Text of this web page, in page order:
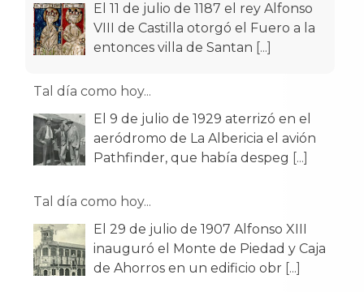
El 11 de julio de 1187 el rey Alfonso
VIII de Castilla otorgó el Fuero a la
entonces villa de Santan [...]
Tal día como hoy...
El 9 de julio de 1929 aterrizó en el
aeródromo de La Albericia el avión
Pathfinder, que había despeg
[...]
Tal día como hoy...
El 29 de julio de 1907 Alfonso XIII
inauguró el Monte de Piedad y Caja
de Ahorros en un edificio obr [...]